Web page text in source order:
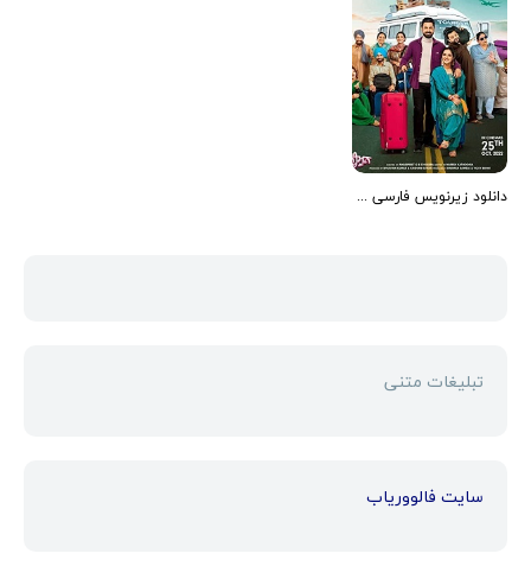
دانلود زیرنویس فارسی فیلم Honeymoon 2022
تبلیغات متنی
سایت فالووریاب